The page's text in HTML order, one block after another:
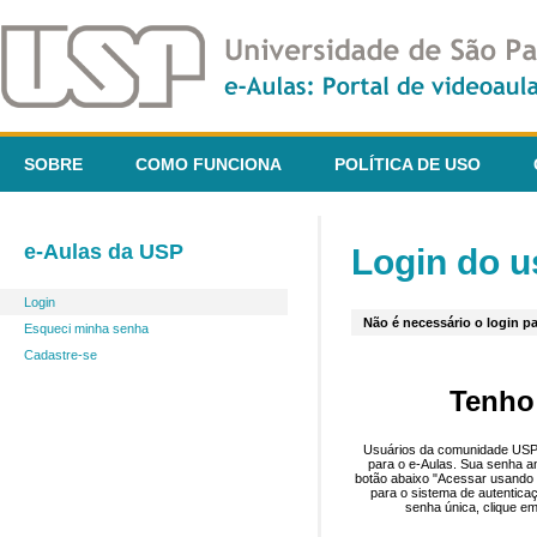
SOBRE COMO FUNCIONA POLÍTICA DE USO
e-Aulas da USP
Login
Esqueci minha senha
Cadastre-se
Login do
Não é necessário o login
Usuários da comunidade
para o e-Aulas. Sua senha
botão abaixo "Acessar
para o sistema de
senha única, clique